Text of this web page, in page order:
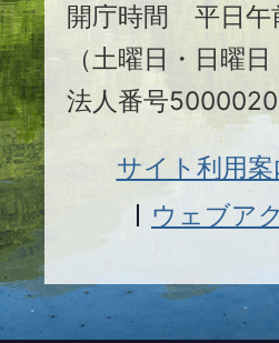
開庁時間 平日午
（土曜日・日曜
法人番号
サイト利用案
ウェブア